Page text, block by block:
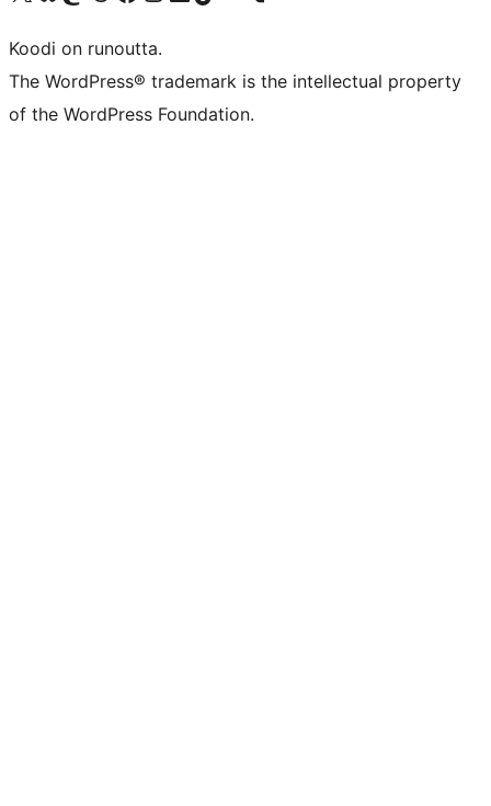
Koodi on runoutta.
The WordPress® trademark is the intellectual property
of the WordPress Foundation.